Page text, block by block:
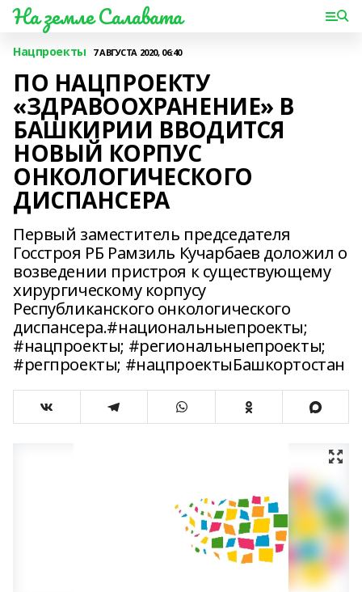
На земле Салавата
Нацпроекты 7 АВГУСТА 2020, 06:40
ПО НАЦПРОЕКТУ
«ЗДРАВООХРАНЕНИЕ» В
БАШКИРИИ ВВОДИТСЯ
НОВЫЙ КОРПУС
ОНКОЛОГИЧЕСКОГО
ДИСПАНСЕРА
Первый заместитель председателя
Госстроя РБ Рамзиль Кучарбаев доложил о
возведении пристроя к существующему
хирургическому корпусу
Республиканского онкологического
диспансера.#национальныепроекты;
#нацпроекты; #региональныепроекты;
#регпроекты; #нацпроектыБашкортостан